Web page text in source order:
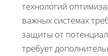
технологий
важных системах
защиты от
требует